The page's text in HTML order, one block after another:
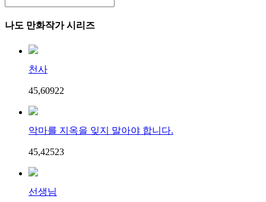
나도 만화작가 시리즈
천사
45,60922
악마를 지옥을 잊지 말아야 합니다.
45,42523
선생님